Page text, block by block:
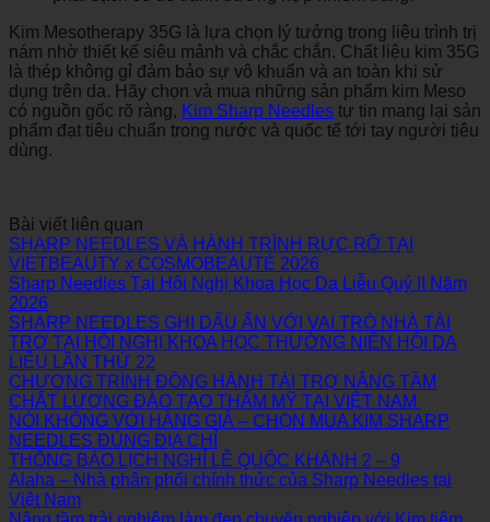
Kim Mesotherapy 35G là lựa chọn lý tưởng trong liệu trình trị
nám nhờ thiết kế siêu mảnh và chắc chắn. Chất liệu kim 35G
là thép không gỉ đảm bảo sự vô khuẩn và an toàn khi sử
dụng trên da. Hãy chọn và mua những sản phẩm kim Meso
có nguồn gốc rõ ràng, Kim Sharp Needles tự tin mang lại sản
phẩm đạt tiêu chuẩn trong nước và quốc tế tới tay người tiêu
dùng.
Bài viết liên quan
SHARP NEEDLES VÀ HÀNH TRÌNH RỰC RỠ TẠI
VIETBEAUTY x COSMOBEAUTÉ 2026
Sharp Needles Tại Hội Nghị Khoa Học Da Liễu Quý II Năm
2026
SHARP NEEDLES GHI DẤU ẤN VỚI VAI TRÒ NHÀ TÀI
TRỢ TẠI HỘI NGHỊ KHOA HỌC THƯỜNG NIÊN HỘI DA
LIỄU LẦN THỨ 22
CHƯƠNG TRÌNH ĐỒNG HÀNH TÀI TRỢ NÂNG TẦM
CHẤT LƯỢNG ĐÀO TẠO THẨM MỸ TẠI VIỆT NAM
NÓI KHÔNG VỚI HÀNG GIẢ – CHỌN MUA KIM SHARP
NEEDLES ĐÚNG ĐỊA CHỈ
THÔNG BÁO LỊCH NGHỈ LỄ QUỐC KHÁNH 2 – 9
Alaha – Nhà phân phối chính thức của Sharp Needles tại
Việt Nam